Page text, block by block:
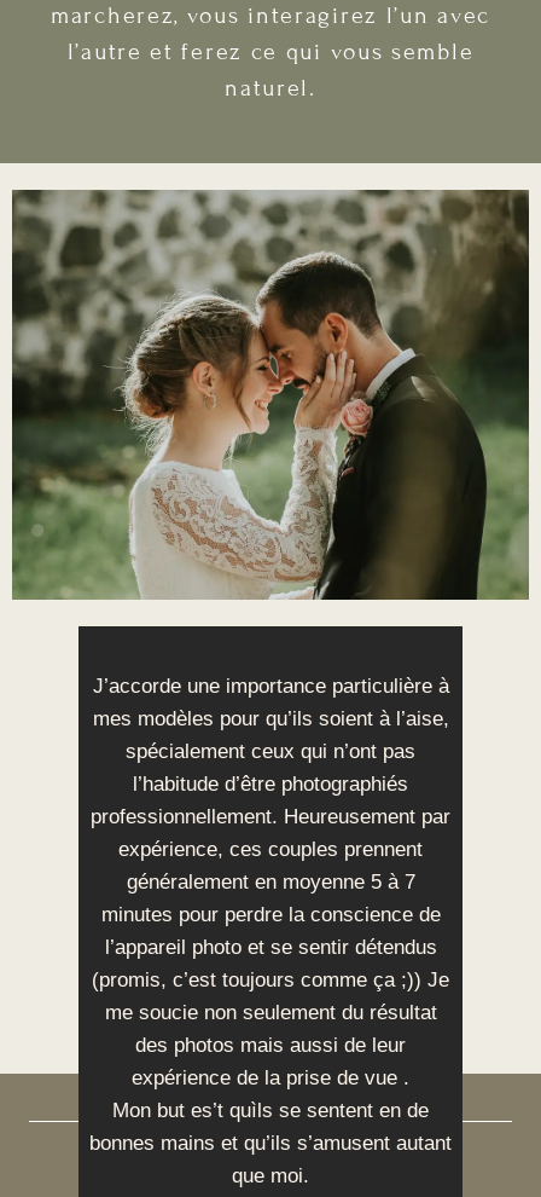
marcherez, vous interagirez l’un avec
l’autre et ferez ce qui vous semble
naturel.
J’accorde une importance particulière à
mes modèles pour qu’ils soient à l’aise,
spécialement ceux qui n’ont pas
l’habitude d’être photographiés
professionnellement. Heureusement par
expérience, ces couples prennent
généralement en moyenne 5 à 7
minutes pour perdre la conscience de
l’appareil photo et se sentir détendus
(promis, c’est toujours comme ça ;)) Je
me soucie non seulement du résultat
des photos mais aussi de leur
expérience de la prise de vue .
Mon but es’t quìls se sentent en de
bonnes mains et qu’ils s’amusent autant
que moi.